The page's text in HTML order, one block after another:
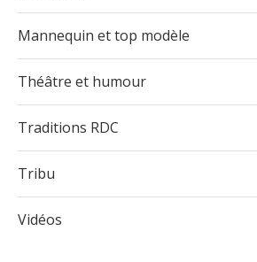
Mannequin et top modèle
Théâtre et humour
Traditions RDC
Tribu
Vidéos